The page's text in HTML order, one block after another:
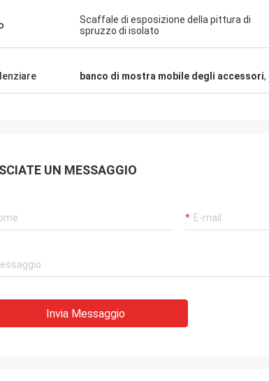
Aiutimi a progettarlo più
soddisfatto
Scaffale di esposizione della pittura di
spruzzo di isolato
banco di mostra mobile degli accessori,
UN MESSAGGIO
Invia Messaggio